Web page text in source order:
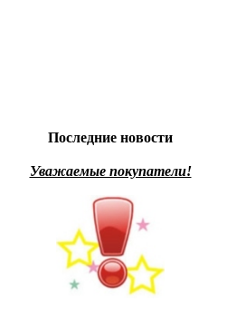
Последние новости
Уважаемые покупатели!